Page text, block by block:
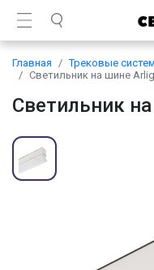
Главная Трековые
Светильник на шине
Светильник